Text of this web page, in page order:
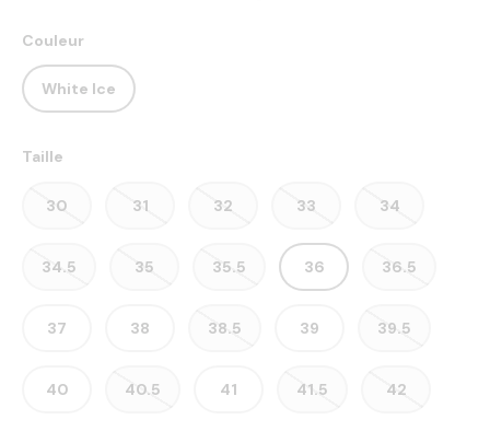
Couleur
White Ice
Taille
30 31 32 33 34
34.5 35 35.5 36 36.5
37 38 38.5 39 39.5
40 40.5 41 41.5 42